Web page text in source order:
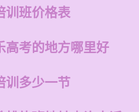
训班价格表
高考的地方哪里好
训多少一节